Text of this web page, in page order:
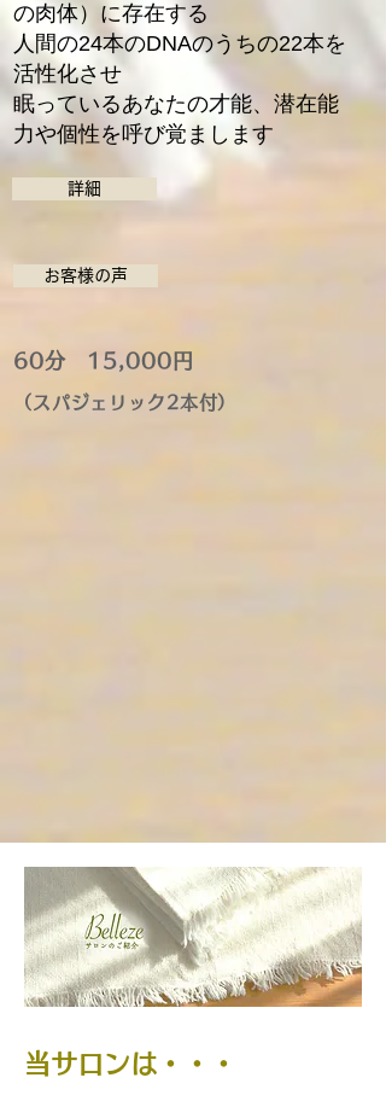
の肉体）に存在する
人間の24本のDNAのうちの22本を
活性化させ
​眠っているあなたの才能、潜在能
力や個性を呼び覚まします
詳細
お客様の声
60分 15,000円
（スパジェリック2本付）
当サロンは・・・